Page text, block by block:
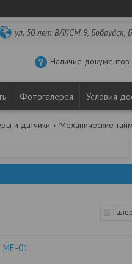
ул. 50 лет ВЛКСМ 9, Бобруйск,
Наличие документов
Фотогалерея Условия
и датчики Механические
01